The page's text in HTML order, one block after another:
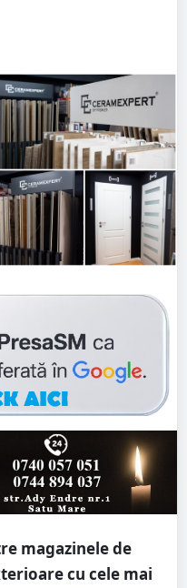
magazinele de
cu cele mai